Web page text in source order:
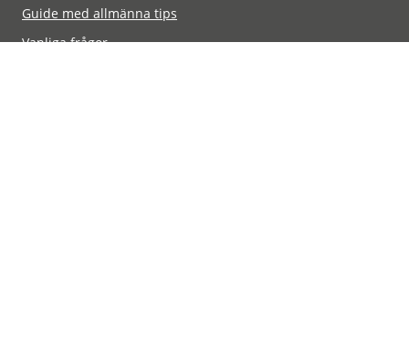
Guide med allmänna tips
Vanliga frågor